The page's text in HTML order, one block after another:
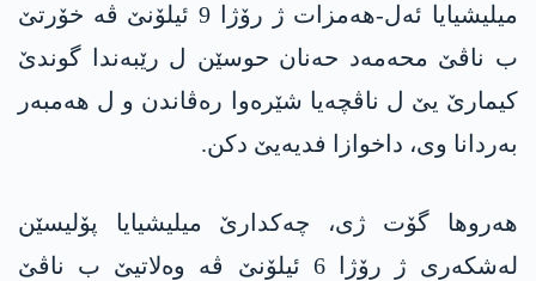
میلیشیایا ئەل-ھەمزات ژ رۆژا 9 ئیلۆنێ ڤە خۆرتێ
ب ناڤێ محەمەد حەنان حوسێن ل رێبەندا گوندێ
کیمارێ یێ ل ناڤچەیا شێرەوا رەڤاندن و ل ھەمبەر
بەردانا وی، داخوازا فدیەیێ دکن.
ھەروھا گۆت ژی، چەکدارێ میلیشیایا پۆلیسێن
لەشکەری ژ رۆژا 6 ئیلۆنێ ڤە وەلاتیێ ب ناڤێ